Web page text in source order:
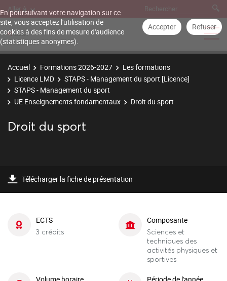
En poursuivant votre navigation sur ce
site, vous acceptez l'utilisation de
cookies à des fins de mesure d'audience
(statistiques anonymes).
Accepter Refuser
Aller à
Accueil Formations 2026-2027
Les formations
Licence LMD
STAPS - Management du sport [Licence]
STAPS - Management du sport
UE Enseignements fondamentaux
Droit du sport
Droit du sport
Télécharger la fiche de présentation
ECTS
3 crédits
Composante
Sciences et
techniques des
activités physiques et
sportives
Volume horaire Période de l'année